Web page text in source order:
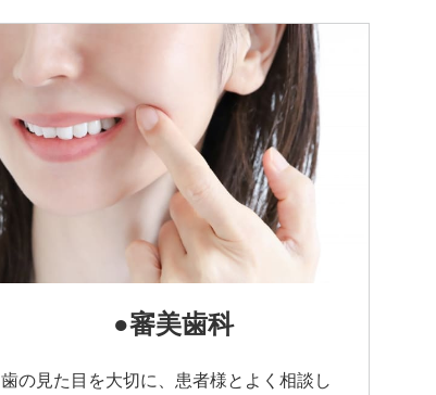
●審美歯科
歯の見た目を大切に、患者様とよく相談し